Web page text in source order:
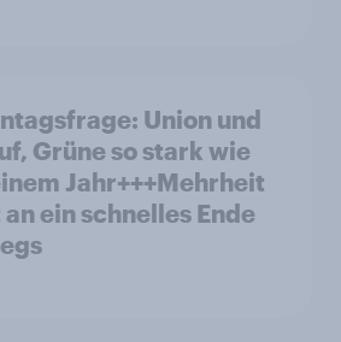
Union und
Grüne so stark wie
Jahr+++Mehrheit
ein schnelles Ende